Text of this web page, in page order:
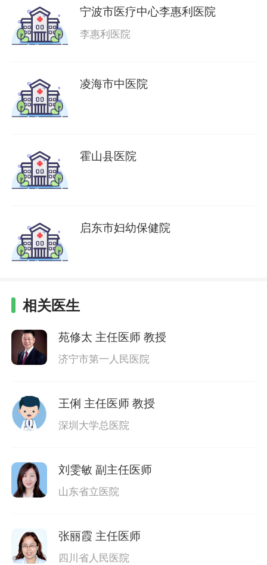
宁波市医疗中心李惠利医院
李惠利医院
凌海市中医院
霍山县医院
启东市妇幼保健院
相关医生
苑修太 主任医师 教授
济宁市第一人民医院
王俐 主任医师 教授
深圳大学总医院
刘雯敏 副主任医师
山东省立医院
张丽霞 主任医师
四川省人民医院